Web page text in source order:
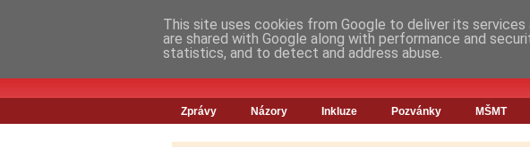
Zprávy Názory Inkluze Pozvánky MŠMT
This site uses cookies from Google to deliver its
are shared with Google along with performance and
statistics, and to detect and address abuse.